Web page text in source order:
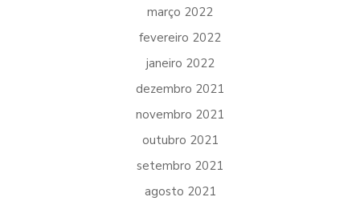
março 2022
fevereiro 2022
janeiro 2022
dezembro 2021
novembro 2021
outubro 2021
setembro 2021
agosto 2021